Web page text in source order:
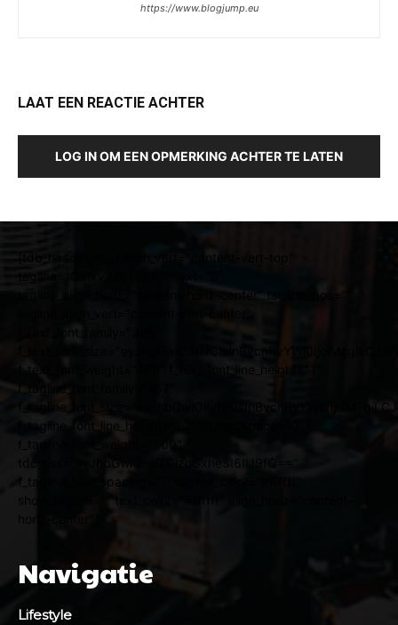
https://www.blogjump.eu
LAAT EEN REACTIE ACHTER
LOG IN OM EEN OPMERKING ACHTER TE LATEN
[tdb_header_logo align_vert="content-vert-top"
tagline_align_horiz="content-horiz-center" tagline_pos=""
f_text_font_weight="400" f_text_font_line_height="1"
f_tagline_font_line_height="1.2" ttl_tag_space="0"
f_tagline_font_weight="500"
tdc_css="eyJhbGwiOnsiZGlzcGxheSI6IiJ9fQ=="
f_tagline_font_spacing="1" tagline_color="#ffffff"
show_tagline="" text_color="#ffffff" align_horiz="content-
Navigatie
Lifestyle